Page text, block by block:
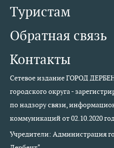
Туристам
Обратная связь
Контакты
Сетевое издание ГОРОД
городского округа -
по надзору связи,
коммуникаций от 02.10.2020
Учредители: Администрация